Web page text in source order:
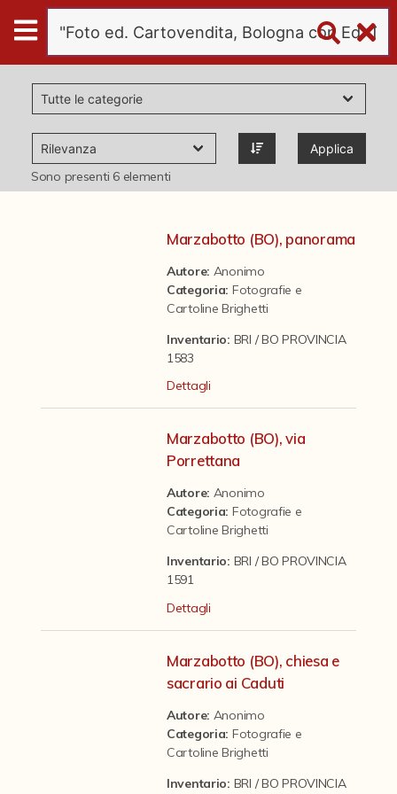
Digital
Humanities
Donazioni
Pubblicazioni
Il progetto Digital Humanities
Applica
Sono presenti 6elementi
Marzabotto (BO), panorama
Autore: Anonimo
Categoria: Fotografie e
Cartoline Brighetti
Inventario: BRI / BO PROVINCIA
1583
Dettagli
Marzabotto (BO), via
Porrettana
Autore: Anonimo
Categoria: Fotografie e
Cartoline Brighetti
Inventario: BRI / BO PROVINCIA
1591
Dettagli
Marzabotto (BO), chiesa e
sacrario ai Caduti
Autore: Anonimo
Categoria: Fotografie e
Cartoline Brighetti
Inventario: BRI / BO PROVINCIA